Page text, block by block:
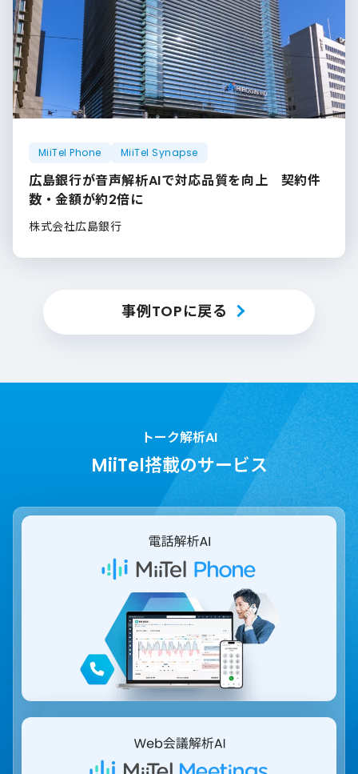
MiiTel Phone MiiTel Synapse
広島銀行が音声解析AIで対応品質を向上 契約件
数・金額が約2倍に
株式会社広島銀行
事例TOPに戻る
トーク解析AI
MiiTel搭載のサービス